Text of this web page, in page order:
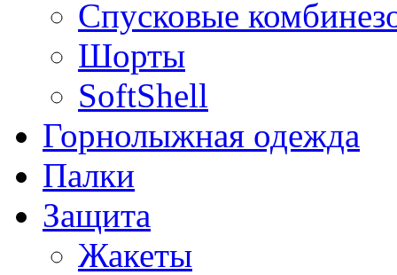
Спусковые
Шорты
SoftShell
Горнолыжная одежда
Палки
Защита
Жакеты